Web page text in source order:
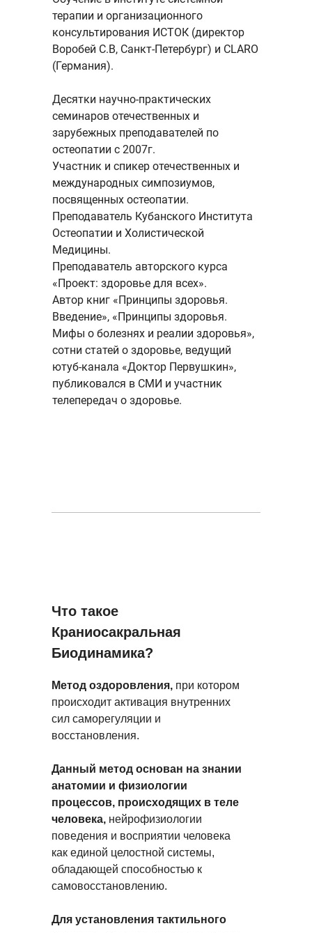
терапии и организационного
консультирования ИСТОК (директор
Воробей С.В, Санкт-Петербург) и CLARO
(Германия).
Десятки научно-практических
семинаров отечественных и
зарубежных преподавателей по
остеопатии с 2007г.
Участник и спикер отечественных и
международных симпозиумов,
посвященных остеопатии.
Преподаватель Кубанского Института
Остеопатии и Холистической
Медицины.
Преподаватель авторского курса
«Проект: здоровье для всех».
Автор книг «Принципы здоровья.
Введение», «Принципы здоровья.
Мифы о болезнях и реалии здоровья»,
сотни статей о здоровье, ведущий
ютуб-канала «Доктор Первушкин»,
публиковался в СМИ и участник
телепередач о здоровье.
Что такое
Краниосакральная
Биодинамика?
Метод оздоровления, при котором
происходит активация внутренних
сил саморегуляции и
восстановления.
Данный метод основан на знании
анатомии и физиологии
процессов, происходящих в теле
человека, нейрофизиологии
поведения и восприятии человека
как единой целостной системы,
обладающей способностью к
самовосстановлению.
Для установления тактильного